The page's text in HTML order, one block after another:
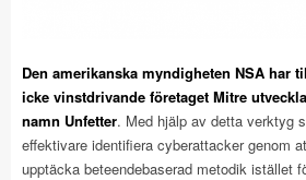
Den amerikanska myndigheten NSA har
icke vinstdrivande företaget Mitre
namn Unfetter. Med hjälp av detta verktyg
effektivare identifiera cyberattacker genom
upptäcka beteendebaserad metodik istället